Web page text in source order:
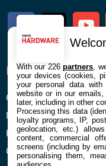
FacebookTwitter
ENTREPRISE
Confidentialité et
Mentions légales et CGU
Préférences Cookies
Qui sommes nous
With our 226partners ,
your devices (cookies,
your personal data
website or in our
later, including in other
Processing this data
loyalty programs, IP,
geolocation, etc.)
content, commercial
screens (including by
personalising them,
audiences.